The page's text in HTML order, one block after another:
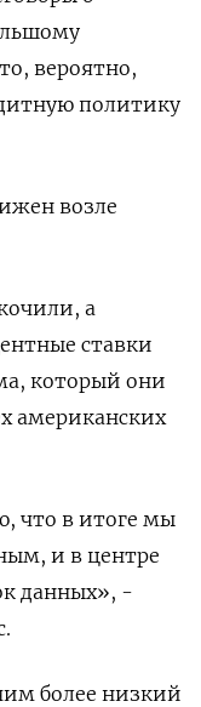
вероятно,
политику
возле
а
ставки
который они
американских
что в итоге мы
и в центре
данных», -
более низкий